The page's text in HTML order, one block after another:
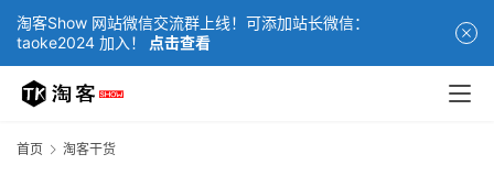
淘客Show 网站微信交流群上线！可添加站长微信：
taoke2024 加入！
点击查看
首页 淘客干货